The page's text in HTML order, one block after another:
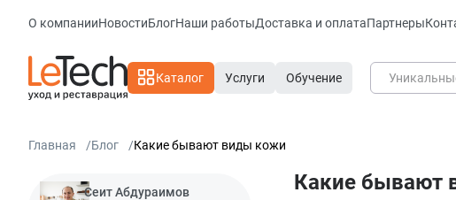
О компанииНовостиБлогНаши работыДоставка и оплатаПартнеры
Каталог Услуги Обучение
Главная Блог Какие бывают виды кожи
Сеит Абдураимов Какие бывают